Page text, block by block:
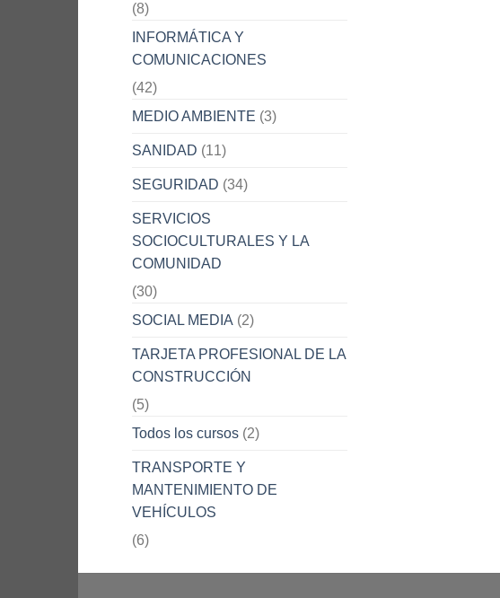
(8)
INFORMÁTICA Y
COMUNICACIONES
(42)
MEDIO AMBIENTE (3)
SANIDAD (11)
SEGURIDAD (34)
SERVICIOS
SOCIOCULTURALES Y LA
COMUNIDAD
(30)
SOCIAL MEDIA (2)
TARJETA PROFESIONAL DE LA
CONSTRUCCIÓN
(5)
Todos los cursos (2)
TRANSPORTE Y
MANTENIMIENTO DE
VEHÍCULOS
(6)